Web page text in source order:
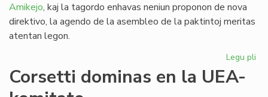
Amikejo, kaj la tagordo enhavas neniun proponon de nova
direktivo, la agendo de la asembleo de la paktintoj meritas
atentan legon.
Legu pli
Corsetti dominas en la UEA-